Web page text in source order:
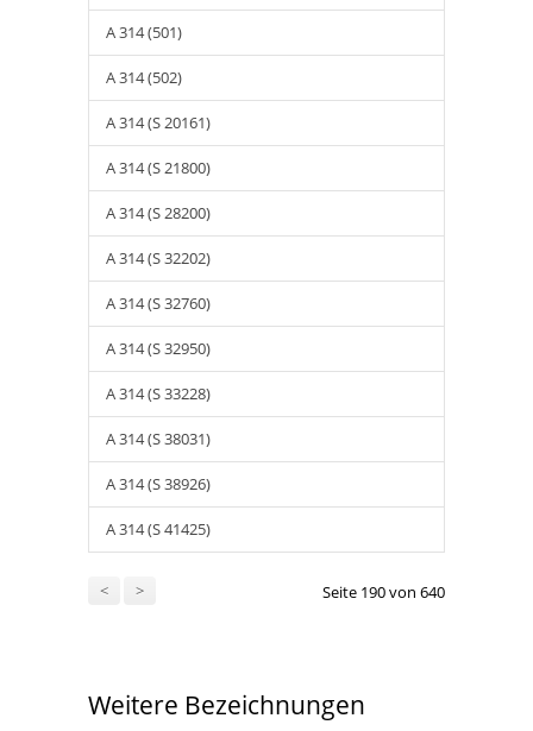
A 314 (501)
A 314 (502)
A 314 (S 20161)
A 314 (S 21800)
A 314 (S 28200)
A 314 (S 32202)
A 314 (S 32760)
A 314 (S 32950)
A 314 (S 33228)
A 314 (S 38031)
A 314 (S 38926)
A 314 (S 41425)
< > Seite 190 von 640
Weitere Bezeichnungen